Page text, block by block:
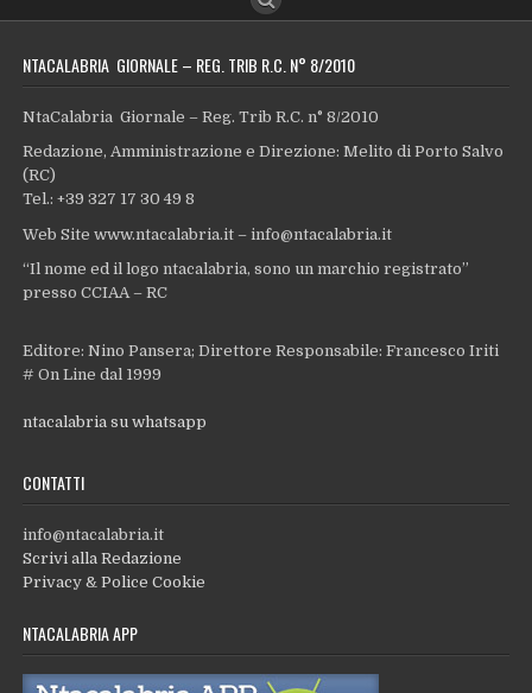
NTACALABRIA GIORNALE – REG. TRIB R.C. N° 8/2010
NtaCalabria Giornale – Reg. Trib R.C. n° 8/2010
Redazione, Amministrazione e Direzione: Melito di Porto Salvo
(RC)
Tel.: +39 327 17 30 49 8
Web Site www.ntacalabria.it – info@ntacalabria.it
“Il nome ed il logo ntacalabria, sono un marchio registrato”
presso CCIAA – RC
Editore: Nino Pansera; Direttore Responsabile: Francesco Iriti
# On Line dal 1999
ntacalabria su whatsapp
CONTATTI
info@ntacalabria.it
Scrivi alla Redazione
Privacy & Police Cookie
NTACALABRIA APP